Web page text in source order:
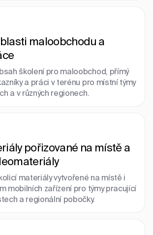
maloobchodu a
školení pro maloobchod, přímý
a práci v terénu pro místní týmy
a v různých regionech.
pořizované na místě a
materiály vytvořené na místě i
mobilních zařízení pro týmy pracující
a regionální pobočky.